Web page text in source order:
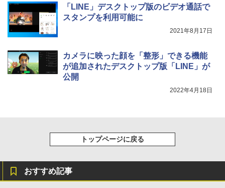
￥115,980
「LINE」デスクトップ版のビデオ通話で
スタンプを利用可能に
2021年8月17日
カメラに映った顔を「整形」できる機能
が追加されたデスクトップ版「LINE」が
公開
2022年4月18日
トップページに戻る
おすすめ記事